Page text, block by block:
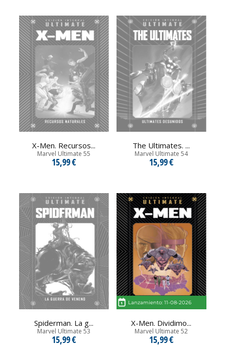
X-Men. Recursos...
Marvel Ultimate 55
15,99 €
The Ultimates. ...
Marvel Ultimate 54
15,99 €
Spiderman. La g...
Marvel Ultimate 53
15,99 €
Lanzamiento: 11-08-2026
X-Men. Dividimo...
Marvel Ultimate 52
15,99 €